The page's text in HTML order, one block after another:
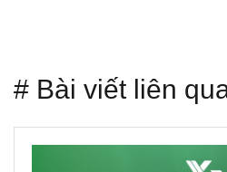
# Bài viết liên